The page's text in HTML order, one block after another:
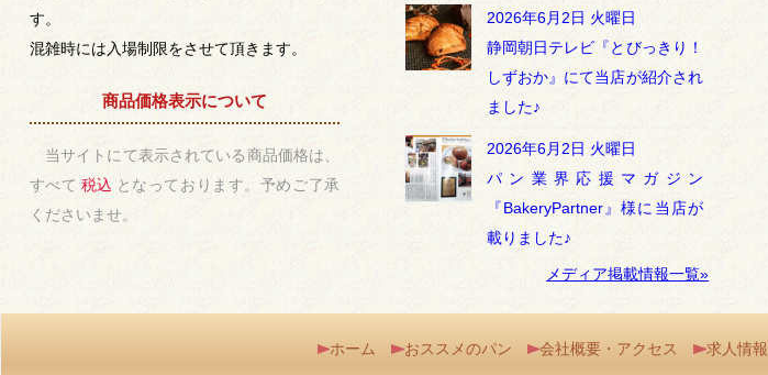
す。
混雑時には入場制限をさせて頂きます。
商品価格表示について
当サイトにて表示されている商品価格は、
すべて 税込 となっております。予めご了承
くださいませ。
2026年6月2日 火曜日
静岡朝日テレビ『とびっきり！
しずおか』にて当店が紹介され
ました♪
2026年6月2日 火曜日
パン業界応援マガジン
『BakeryPartner』様に当店が
載りました♪
メディア掲載情報一覧»
ホーム おススメのパン 会社概要・アクセス 求人情報